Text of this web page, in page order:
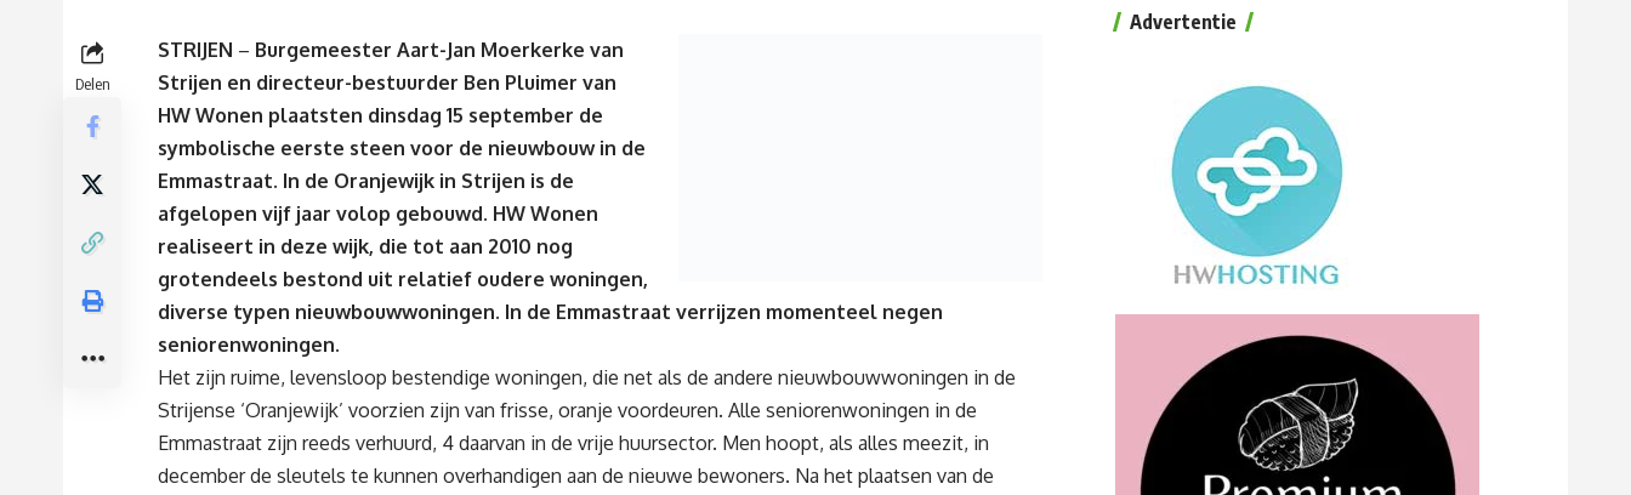
Delen
STRIJEN – Burgemeester Aart-Jan Moerkerke van
Strijen en directeur-bestuurder Ben Pluimer van
HW Wonen plaatsten dinsdag 15 september de
symbolische eerste steen voor de nieuwbouw in de
Emmastraat. In de Oranjewijk in Strijen is de
afgelopen vijf jaar volop gebouwd. HW Wonen
realiseert in deze wijk, die tot aan 2010 nog
grotendeels bestond uit relatief oudere woningen,
diverse typen nieuwbouwwoningen. In de Emmastraat verrijzen momenteel negen
seniorenwoningen.
Het zijn ruime, levensloop bestendige woningen, die net als de andere nieuwbouwwoningen in de
Strijense ‘Oranjewijk’ voorzien zijn van frisse, oranje voordeuren. Alle seniorenwoningen in de
Emmastraat zijn reeds verhuurd, 4 daarvan in de vrije huursector. Men hoopt, als alles meezit, in
december de sleutels te kunnen overhandigen aan de nieuwe bewoners. Na het plaatsen van de
Advertentie